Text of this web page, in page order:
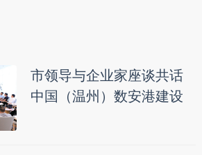
市领导与企业家座谈共话
中国（温州）数安港建设